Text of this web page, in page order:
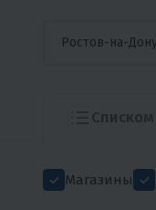
Списком
Магазины